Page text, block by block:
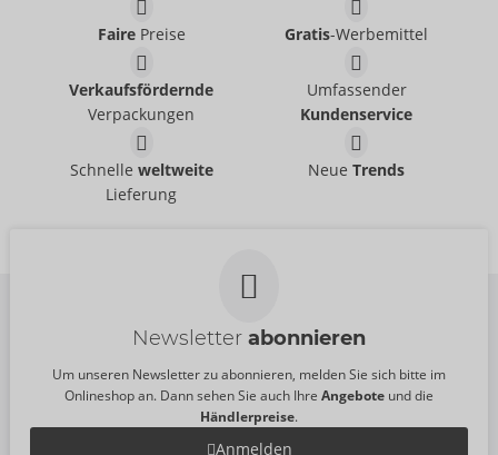
Arcwave
07543900000
0,00 €
Tester Thruster
Arcwave
FairePreise Gratis-Werbemittel
Verkaufsfördernde
Verpackungen
Umfassender
Kundenservice
Schnelle weltweite
Lieferung
NeueTrends
Newsletter abonnieren
Um unseren Newsletter zu abonnieren, melden Sie sich bitte im
Onlineshop an. Dann sehen Sie auch Ihre Angebote und die
Händlerpreise.
Anmelden